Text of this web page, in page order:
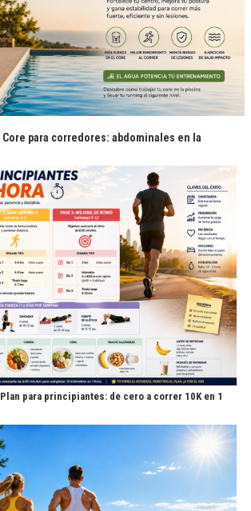
Core para corredores: abdominales en la
Plan para principiantes: de cero a correr 10K en 1